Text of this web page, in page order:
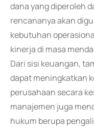
dana yang diperoleh
rencananya akan
kebutuhan
kinerja di masa
Dari sisi keuangan,
dapat meningkatkan
perusahaan secara
manajemen juga
hukum berupa